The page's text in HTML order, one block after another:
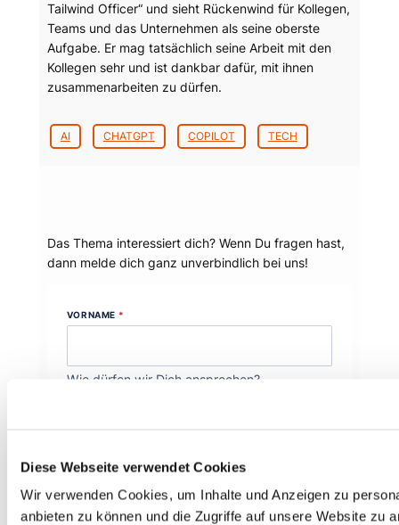
Diese Webseite verwendet Cookies
Wir verwenden Cookies, um Inhalte und Anzeigen zu
anbieten zu können und die Zugriffe auf unsere Website zu
Tailwind Officer“ und sieht Rückenwind für Kollegen,
Teams und das Unternehmen als seine oberste
Aufgabe. Er mag tatsächlich seine Arbeit mit den
Kollegen sehr und ist dankbar dafür, mit ihnen
zusammenarbeiten zu dürfen.
AI CHATGPT COPILOT TECH
Das Thema interessiert dich? Wenn Du fragen hast,
dann melde dich ganz unverbindlich bei uns!
VORNAME *
Wie dürfen wir Dich ansprechen?
Höflichkeit ist uns wichtig!
E-MAIL*